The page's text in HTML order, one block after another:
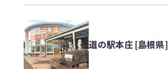
道の駅本庄 [島根県]